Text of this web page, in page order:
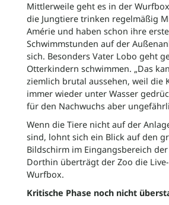
Mittlerweile geht es in der
die Jungtiere trinken regelmäßig
Amérie und haben schon ihre
Schwimmstunden auf der
sich. Besonders Vater Lobo geht
Otterkindern schwimmen. „Das
ziemlich brutal aussehen, weil die
immer wieder unter Wasser
für den Nachwuchs aber
Wenn die Tiere nicht auf der
sind, lohnt sich ein Blick auf den
Bildschirm im Eingangsbereich
Dorthin überträgt der Zoo die
Wurfbox.
Kritische Phase noch nicht